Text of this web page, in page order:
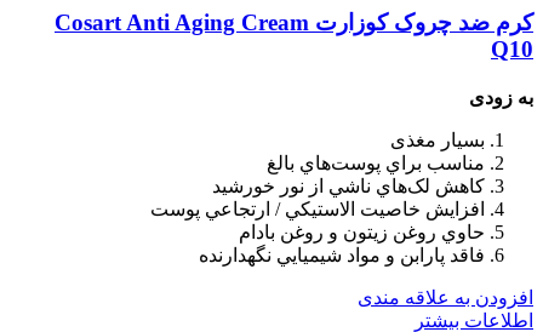
کرم ضد چروک کوزارت Cosart Anti Aging Cream
Q10
به زودی
بسيار مغذی
مناسب براي پوست‌هاي بالغ
کاهش لک‌هاي ناشي از نور خورشيد
افزايش خاصيت الاستيکي / ارتجاعي پوست
حاوي روغن زيتون و روغن بادام
فاقد پارابن و مواد شيميايي نگهدارنده
افزودن به علاقه مندی
اطلاعات بیشتر